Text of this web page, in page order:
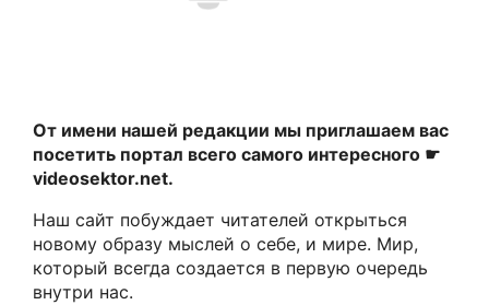
От имени нашей редакции мы приглашаем вас
посетить портал всего самого интересного ☛
videosektor.net.
Наш сайт побуждает читателей открыться
новому образу мыслей о себе, и мире. Мир,
который всегда создается в первую очередь
внутри нас.